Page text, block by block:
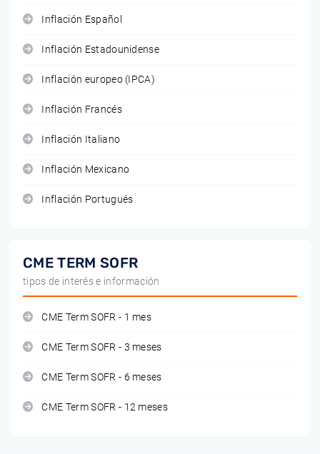
Inflación Español
Inflación Estadounidense
Inflación europeo (IPCA)
Inflación Francés
Inflación Italiano
Inflación Mexicano
Inflación Portugués
CME TERM SOFR
tipos de interés e información
CME Term SOFR - 1 mes
CME Term SOFR - 3 meses
CME Term SOFR - 6 meses
CME Term SOFR - 12 meses